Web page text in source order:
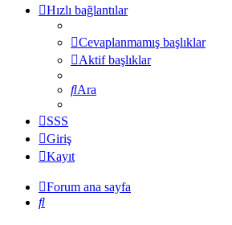
Hızlı bağlantılar
Cevaplanmamış başlıklar
Aktif başlıklar
Ara
SSS
Giriş
Kayıt
Forum ana sayfa
Ara